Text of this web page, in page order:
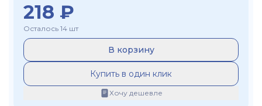
218 ₽
Осталось 14 шт
В корзину
Купить в один клик
Хочу дешевле